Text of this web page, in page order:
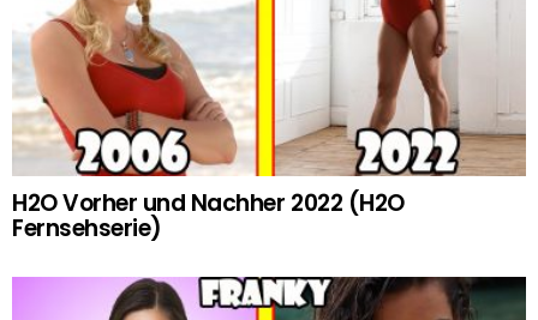
H2O Vorher und Nachher 2022 (H2O
Fernsehserie)